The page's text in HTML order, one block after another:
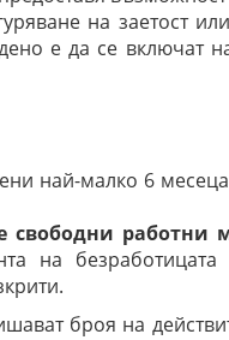
на заетост
е да се включат
най-малко 6
свободни работни
на
броя на